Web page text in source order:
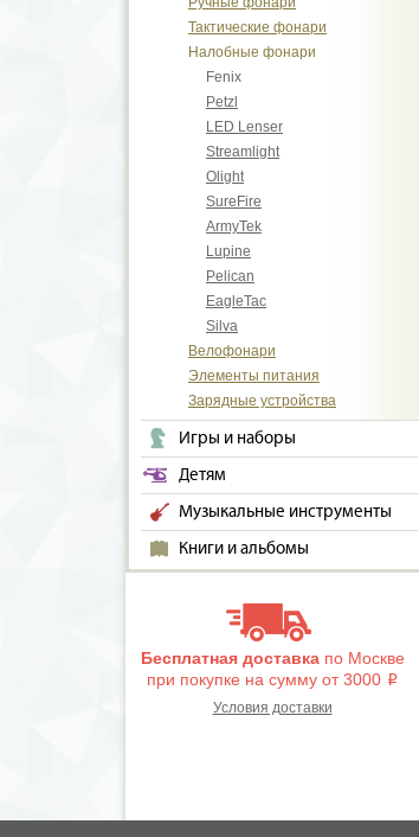
Тактические фонари
Налобные фонари
Fenix
Petzl
LED Lenser
Streamlight
Olight
SureFire
ArmyTek
Lupine
Pelican
EagleTac
Silva
Велофонари
Элементы питания
Зарядные устройства
Игры и наборы
Детям
Музыкальные инструменты
Книги и альбомы
Бесплатная доставкапо Москве
при покупке на сумму от 3000 i
Условия доставки